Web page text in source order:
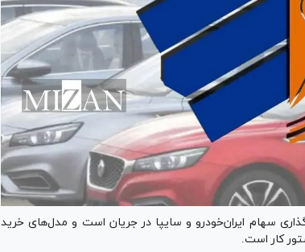
سهام ایران‌خودرو و سایپا در جریان است و مدل‌های خرید
کار است.